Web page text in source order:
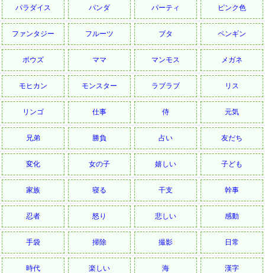
パラダイス パンダ パーティ ピンク色
ファンタジー フルーツ ブタ ペンギン
ボウズ ママ マンモス メガネ
モヒカン モンスター ラブラブ リス
リンゴ 仕事 侍 元気
兄弟 勝負 占い 友だち
変化 女の子 嬉しい 子ども
家族 寝る 干支 幹事
忍者 怒り 悲しい 感動
手袋 掃除 撮影 日常
時代 楽しい 海 漢字